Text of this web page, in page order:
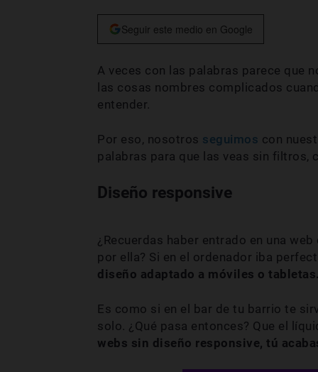
Seguir este medio en Google
A veces con las palabras parece que
las cosas nombres complicados
entender.
Por eso, nosotros seguimos con
palabras para que las veas sin filtros,
Diseño responsive
¿Recuerdas haber entrado en una
por ella? Si en el ordenador iba
diseño adaptado a móviles o
Es como si en el bar de tu barrio te
solo. ¿Qué pasa entonces? Que el
webs sin diseño responsive, tú